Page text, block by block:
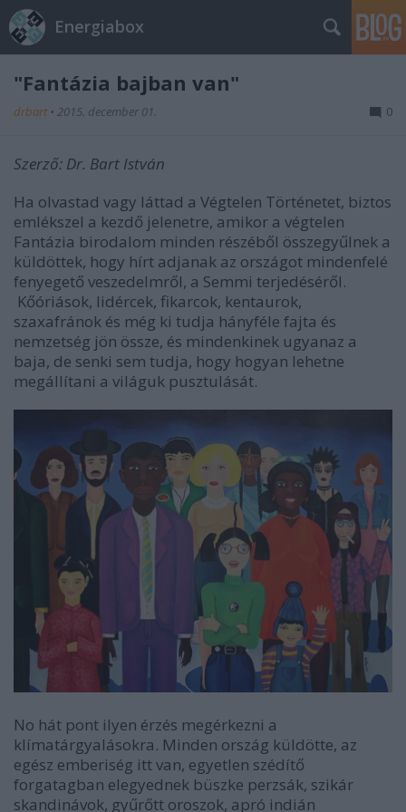
Energiabox
"Fantázia bajban van"
drbart • 2015. december 01. 0
Szerző: Dr. Bart István
Ha olvastad vagy láttad a Végtelen Történetet, biztos
emlékszel a kezdő jelenetre, amikor a végtelen
Fantázia birodalom minden részéből összegyűlnek a
küldöttek, hogy hírt adjanak az országot mindenfelé
fenyegető veszedelmről, a Semmi terjedéséről.
Kőóriások, lidércek, fikarcok, kentaurok,
szaxafránok és még ki tudja hányféle fajta és
nemzetség jön össze, és mindenkinek ugyanaz a
baja, de senki sem tudja, hogy hogyan lehetne
megállítani a világuk pusztulását.
No hát pont ilyen érzés megérkezni a
klímatárgyalásokra. Minden ország küldötte, az
egész emberiség itt van, egyetlen szédítő
forgatagban elegyednek büszke perzsák, szikár
skandinávok, gyűrőtt oroszok, apró indián